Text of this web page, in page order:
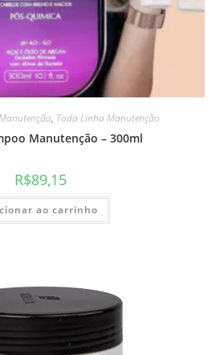
, Toda Linha Manutenção
Manutenção – 300ml
R$89,15
ao carrinho